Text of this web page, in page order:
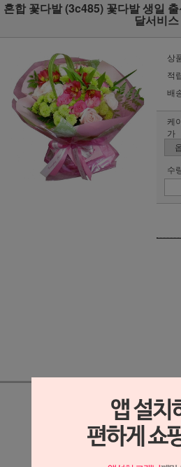
혼합 꽃다발 (3c485) 꽃다발 생일
달서비스
상
적
배
케
가
수
상세정보 새창